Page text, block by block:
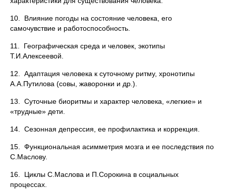
10. Влияние погоды на состояние человека, его
самочувствие и работоспособность.
11. Географическая среда и человек, экотипы
Т.И.Алексеевой.
12. Адаптация человека к суточному ритму, хронотипы
А.А.Путилова (совы, жаворонки и др.).
13. Суточные биоритмы и характер человека, «легкие» и
«трудные» дети.
14. Сезонная депрессия, ее профилактика и коррекция.
15. Функциональная асимметрия мозга и ее последствия по
С.Маслову.
16. Циклы С.Маслова и П.Сорокина в социальных
процессах.